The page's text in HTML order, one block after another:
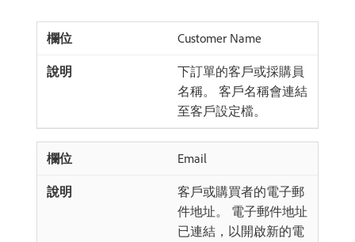
Customer Name
下訂單的客戶或採購員
名稱。 客戶名稱會連結
至客戶設定檔。
Email
客戶或購買者的電子郵
件地址。 電子郵件地址
已連結，以開啟新的電